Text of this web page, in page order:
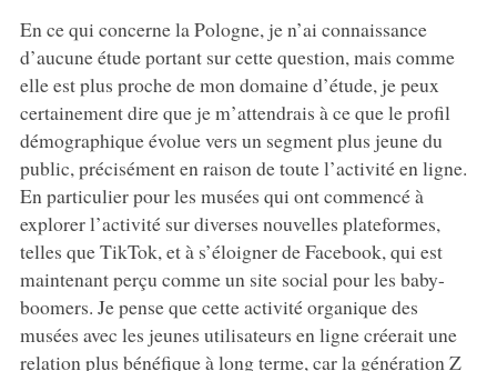
En ce qui concerne la Pologne, je n’ai connaissance
d’aucune étude portant sur cette question, mais comme
elle est plus proche de mon domaine d’étude, je peux
certainement dire que je m’attendrais à ce que le profil
démographique évolue vers un segment plus jeune du
public, précisément en raison de toute l’activité en ligne.
En particulier pour les musées qui ont commencé à
explorer l’activité sur diverses nouvelles plateformes,
telles que TikTok, et à s’éloigner de Facebook, qui est
maintenant perçu comme un site social pour les baby-
boomers. Je pense que cette activité organique des
musées avec les jeunes utilisateurs en ligne créerait une
relation plus bénéfique à long terme, car la génération Z